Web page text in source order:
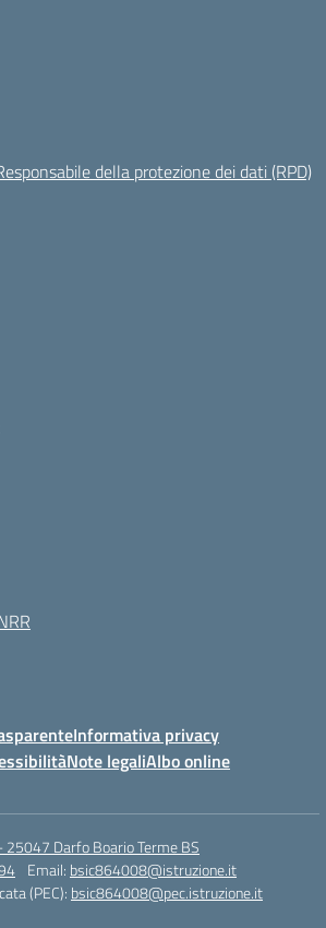
della protezione dei dati (RPD)
Informativa privacy
Note legaliAlbo online
25047 Darfo Boario Terme BS
Email: bsic864008@istruzione.it
(PEC): bsic864008@pec.istruzione.it